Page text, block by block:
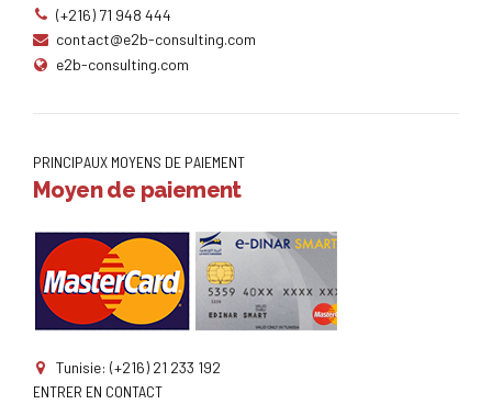
(+216) 71 948 444
contact@e2b-consulting.com
e2b-consulting.com
PRINCIPAUX MOYENS DE PAIEMENT
Moyen de paiement
Tunisie: (+216) 21 233 192
ENTRER EN CONTACT